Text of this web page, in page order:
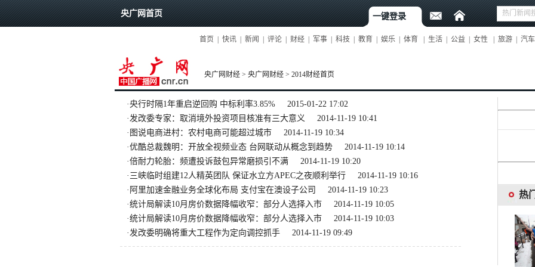
央广网首页 一键登录
首页 快讯 新闻 评论 财经 军事 科技 教育 娱乐 体育 生活 公益 女性 旅游 汽车
央广网财经 > 央广网财经 > 2014财经首页
·央行时隔1年重启逆回购 中标利率3.85%
2015-01-22 17:02
·发改委专家：取消境外投资项目核准有三大意义
2014-11-19 10:41
· 图说电商进村：农村电商可能超过城市
2014-11-19 10:34
·优酷总裁魏明：开放全视频业态 台网联动从概念到趋势
2014-11-19 10:14
·倍耐力轮胎：频遭投诉鼓包异常磨损引不满
2014-11-19 10:20
· 三峡临时组建12人精英团队 保证水立方APEC之夜顺利举行
2014-11-19 10:16
· 阿里加速金融业务全球化布局 支付宝在澳设子公司
2014-11-19 10:23
·统计局解读10月房价数据降幅收窄：部分人选择入市
2014-11-19 10:05
·统计局解读10月房价数据降幅收窄：部分人选择入市
2014-11-19 10:03
·发改委明确将重大工程作为定向调控抓手 2014-11-19 09:49
热